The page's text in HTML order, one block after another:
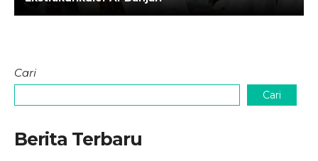
Cari
Cari
Berita Terbaru